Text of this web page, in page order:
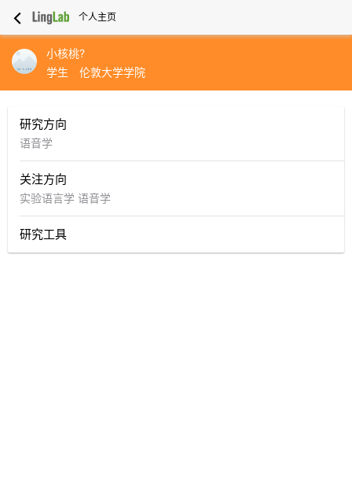
个人主页
小核桃?
学生
伦敦大学学院
研究方向
语音学
关注方向
实验语言学 语音学
研究工具